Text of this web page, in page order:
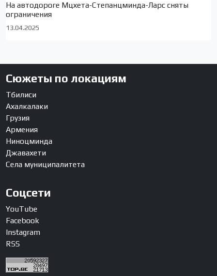
На автодороге Мцхета-Степанцминда-Ларс сняты
ограничения
13.04.2025
Сюжеты по локациям
Тбилиси
Ахалкалаки
Грузия
Армения
Ниноцминда
Джавахети
Села муниципалитета
Соцсети
YouTube
Facebook
Instagram
RSS